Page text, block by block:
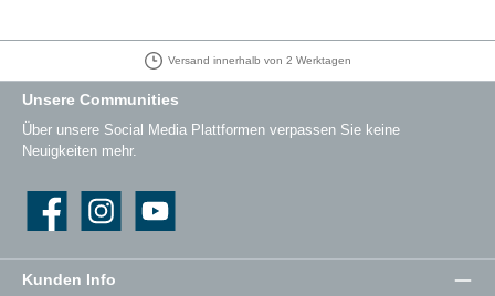
Versand innerhalb von 2 Werktagen
Kunden Info
Unsere Communities
Über unsere Social Media Plattformen verpassen Sie keine
Neuigkeiten mehr.
Instagram YouTube